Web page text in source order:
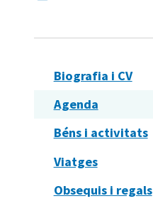
Biografia i CV
Agenda
Béns i activitats
Viatges
Obsequis i regals